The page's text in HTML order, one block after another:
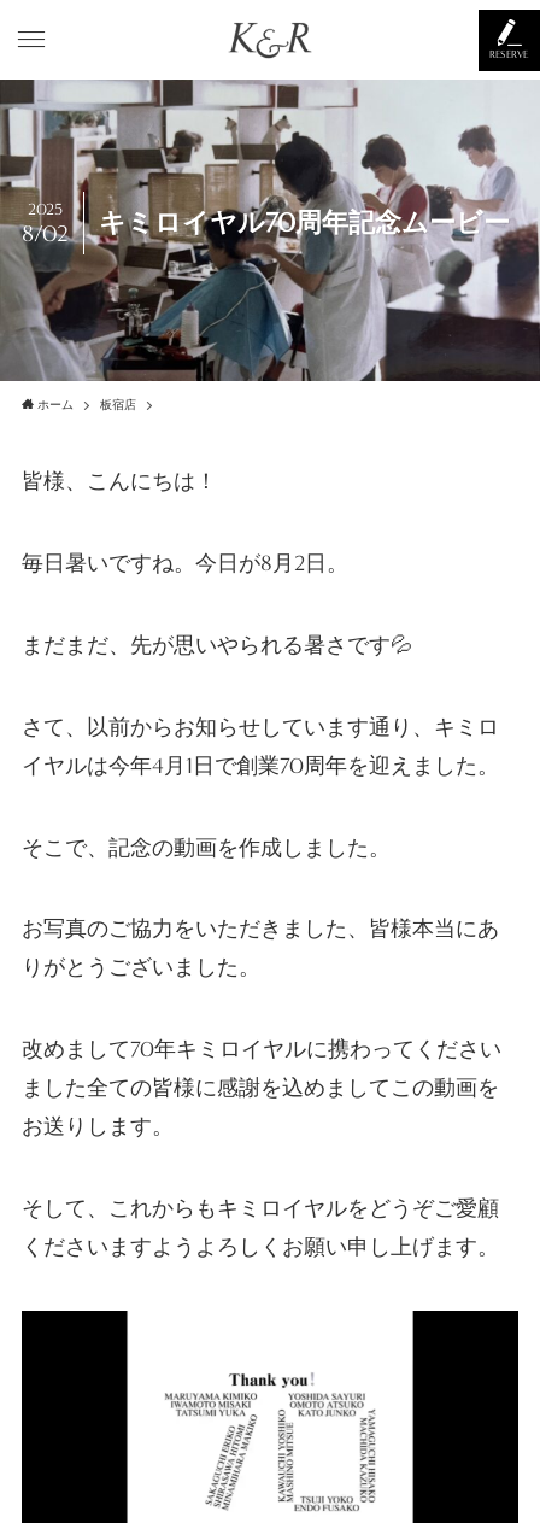
RESERVE
キミロイヤル70周年記念ムービー
2025
8/02
ホーム 板宿店
皆様、こんにちは！
毎日暑いですね。今日が8月2日。
まだまだ、先が思いやられる暑さです💦
さて、以前からお知らせしています通り、キミロ
イヤルは今年4月1日で創業70周年を迎えました。
そこで、記念の動画を作成しました。
お写真のご協力をいただきました、皆様本当にあ
りがとうございました。
改めまして70年キミロイヤルに携わってください
ました全ての皆様に感謝を込めましてこの動画を
お送りします。
そして、これからもキミロイヤルをどうぞご愛顧
くださいますようよろしくお願い申し上げます。